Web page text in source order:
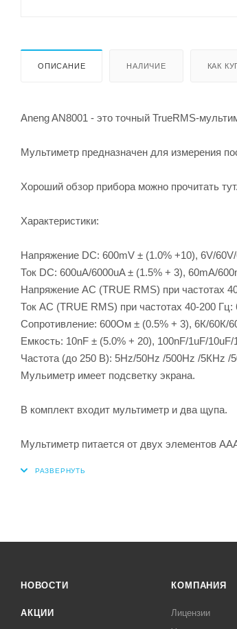
ОПИСАНИЕ НАЛИЧИЕ КАК
Aneng AN8001 - это точный TrueRMS-
Мультиметр предназначен для измерения
Хороший обзор прибора можно прочитать тут.
Характеристики:
Напряжение DC: 600mV ± (1.0% +10), 6V/
Ток DC: 600uA/6000uA ± (1.5% + 3), 60mA/
Напряжение AC (TRUE RMS) при частотах
Ток AC (TRUE RMS) при частотах 40-200
Сопротивление: 600Ом ± (0.5% + 3), 6К/60К/
Емкость: 10nF ± (5.0% + 20), 100nF/1uF/
Частота (до 250 В): 5Hz/50Hz /500Hz /5КHz
Мульиметр имеет подсветку экрана.
В комплект входит мультиметр и два щупа.
Мультиметр питается от двух элементов
НОВОСТИ
АКЦИИ
КОМПАНИЯ
Лицензии